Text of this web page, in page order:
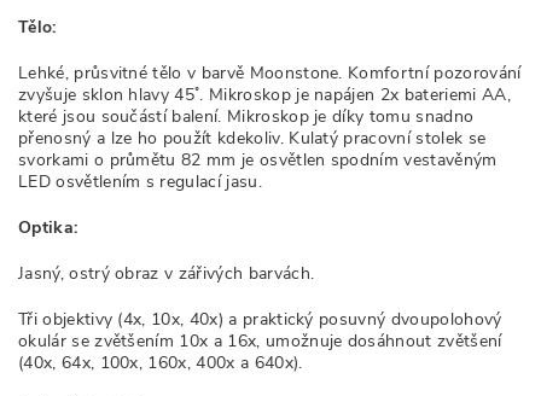
Tělo:
Lehké, průsvitné tělo v barvě Moonstone. Komfortní pozorování
zvyšuje sklon hlavy 45˚. Mikroskop je napájen 2x bateriemi AA,
které jsou součástí balení. Mikroskop je díky tomu snadno
přenosný a lze ho použít kdekoliv. Kulatý pracovní stolek se
svorkami o průmětu 82 mm je osvětlen spodním vestavěným
LED osvětlením s regulací jasu.
Optika:
Jasný, ostrý obraz v zářivých barvách.
Tři objektivy (4x, 10x, 40x) a praktický posuvný dvoupolohový
okulár se zvětšením 10x a 16x, umožnuje dosáhnout zvětšení
(40x, 64x, 100x, 160x, 400x a 640x).